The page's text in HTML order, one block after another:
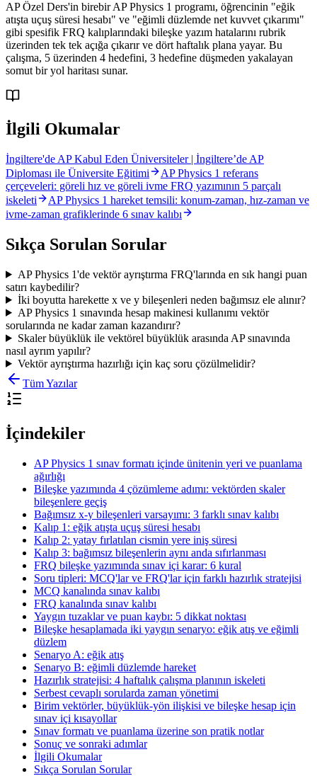
AP Özel Ders'in birebir AP Physics 1 programı, öğrencinin "eğik
atışta uçuş süresi hesabı" ve "eğimli düzlemde net kuvvet çıkarımı"
gibi spesifik FRQ kalıplarındaki bileşke yazım hatalarını rubrik
üzerinden tek tek açığa çıkarır ve dört haftalık plana yayar. Bu
çalışma, 5 üzerinden 4 hedefini, 3 hedefine düşmeden yakalayan
somut bir yol haritası sunar.
İlgili Okumalar
İngiltere'de AP Kabul Eden Üniversiteler | İngiltere’de AP
Diploması ile Üniversite Eğitimi
AP Physics 1 referans
çerçeveleri: göreli hız ve göreli ivme FRQ yazımının 5 parçalı
iskeleti
AP Physics 1 hareket temsili: konum-zaman, hız-zaman ve
ivme-zaman grafiklerinde 6 sınav kalıbı
Sıkça Sorulan Sorular
AP Physics 1'de vektör ayrıştırma FRQ'larında en sık hangi puan
satırı kaybedilir?
İki boyutta harekette x ve y bileşenleri neden bağımsız ele alınır?
AP Physics 1 sınavında hesap makinesi kullanımı vektör
sorularında ne kadar zaman kazandırır?
Skaler büyüklük ile vektörel büyüklük arasında AP sınavında
nasıl ayrım yapılır?
Vektör ayrıştırma hazırlığı için kaç soru çözülmelidir?
Tüm Yazılar
İçindekiler
AP Physics 1 sınav formatı içinde ünitenin yeri ve puanlama
ağırlığı
Bileşke yazımında 4 çözümleme adımı: vektörden skaler
bileşenlere geçiş
Bağımsız x-y bileşenleri varsayımı: 3 farklı sınav kalıbı
Kalıp 1: eğik atışta uçuş süresi hesabı
Kalıp 2: yatay fırlatılan cismin yere iniş süresi
Kalıp 3: bağımsız bileşenlerin aynı anda sıfırlanması
FRQ bileşke yazımında sınav içi karar: 6 kural
Soru tipleri: MCQ'lar ve FRQ'lar için farklı hazırlık stratejisi
MCQ kanalında sınav kalıbı
FRQ kanalında sınav kalıbı
Yaygın tuzaklar ve puan kaybı: 5 dikkat noktası
Bileşke hesaplamada iki yaygın senaryo: eğik atış ve eğimli
düzlem
Senaryo A: eğik atış
Senaryo B: eğimli düzlemde hareket
Hazırlık stratejisi: 4 haftalık çalışma planının iskeleti
Serbest cevaplı sorularda zaman yönetimi
Birim vektörler, büyüklük-yön ilişkisi ve bileşke hesap için
sınav içi kısayollar
Sınav formatı ve puanlama üzerine son pratik notlar
Sonuç ve sonraki adımlar
İlgili Okumalar
Sıkça Sorulan Sorular